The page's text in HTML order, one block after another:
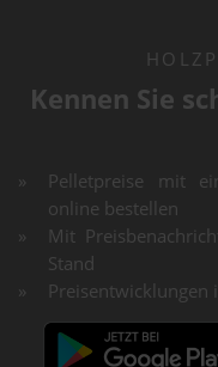
Kennen Sie
Pelletpreise mit
online bestellen
Mit
Stand
Preisentwicklungen